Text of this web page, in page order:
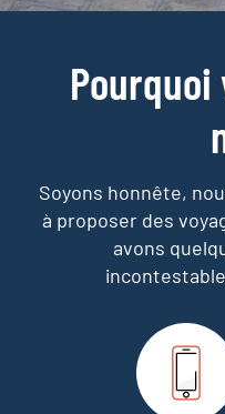
Pourquoi
Soyons honnête,
à proposer des
avons